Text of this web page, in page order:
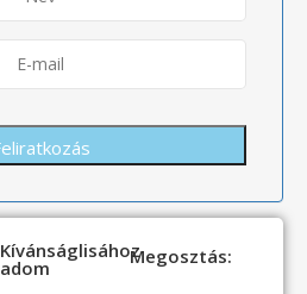
Kívánságlisához
adom Megosztás: